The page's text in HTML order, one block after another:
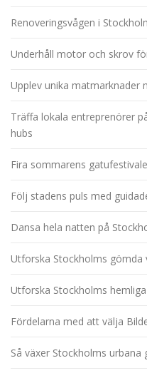
Renoveringsvågen i
Underhåll motor och skrov
Upplev unika matmarknader
Träffa lokala entreprenörer
hubs
Fira sommarens
Följ stadens puls med
Dansa hela natten på
Utforska Stockholms
Utforska Stockholms
Fördelarna med att välja
Så växer Stockholms